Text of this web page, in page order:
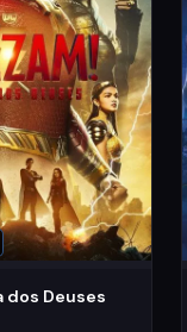
dos Deuses